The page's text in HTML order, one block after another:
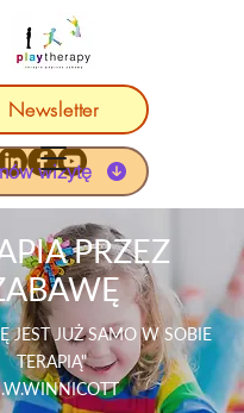
wizytę
Newsletter
PRZEZ
JEST JUŻ SAMO W SOBIE
TERAPIĄ"